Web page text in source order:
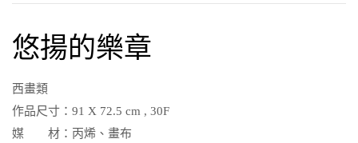
悠揚的樂章
西畫類
作品尺寸： 91 X 72.5 cm , 30F
媒 材： 丙烯、畫布